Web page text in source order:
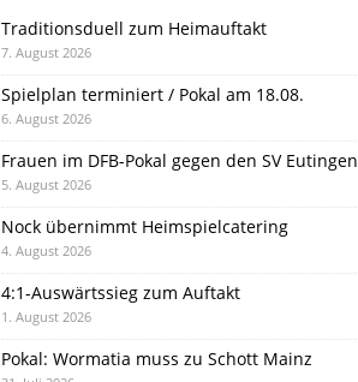
Traditionsduell zum Heimauftakt
7. August 2026
Spielplan terminiert / Pokal am 18.08.
6. August 2026
Frauen im DFB-Pokal gegen den SV Eutingen
5. August 2026
Nock übernimmt Heimspielcatering
4. August 2026
4:1-Auswärtssieg zum Auftakt
1. August 2026
Pokal: Wormatia muss zu Schott Mainz